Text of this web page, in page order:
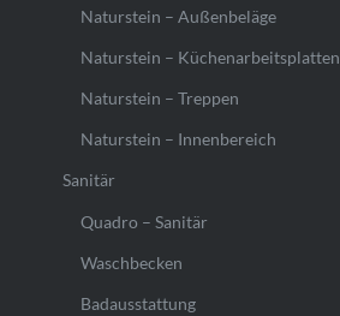
Naturstein – Außenbeläge
Naturstein – Küchenarbeitsplatten
Naturstein – Treppen
Naturstein – Innenbereich
Sanitär
Quadro – Sanitär
Waschbecken
Badausstattung